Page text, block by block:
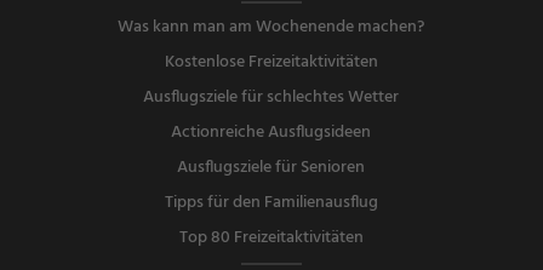
Was kann man am Wochenende machen?
Kostenlose Freizeitaktivitäten
Ausflugsziele für schlechtes Wetter
Actionreiche Ausflugsideen
Ausflugsziele für Senioren
Tipps für den Familienausflug
Top 80 Freizeitaktivitäten